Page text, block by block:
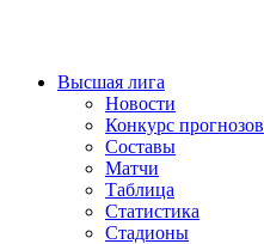
Высшая лига
Новости
Конкурс прогнозов
Составы
Матчи
Таблица
Статистика
Стадионы